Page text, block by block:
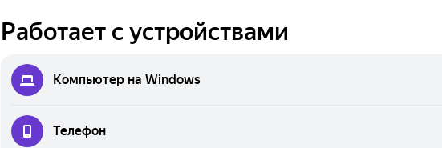
Работает с устройствами
Компьютер на Windows
Телефон